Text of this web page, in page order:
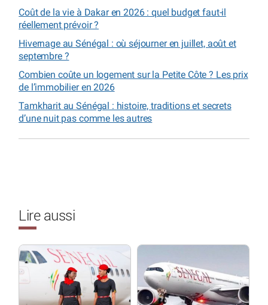
Coût de la vie à Dakar en 2026 : quel budget faut-il
réellement prévoir ?
Hivernage au Sénégal : où séjourner en juillet, août et
septembre ?
Combien coûte un logement sur la Petite Côte ? Les prix
de l’immobilier en 2026
Tamkharit au Sénégal : histoire, traditions et secrets
d’une nuit pas comme les autres
Lire aussi